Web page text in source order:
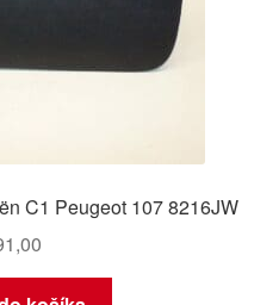
C1 Peugeot 107 8216JW